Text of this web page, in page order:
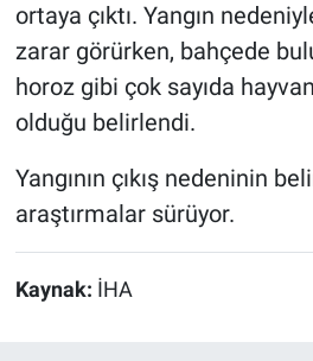
ortaya çıktı. Yangın
zarar görürken, bahçede
horoz gibi çok sayıda
olduğu belirlendi.
Yangının çıkış nedeninin
araştırmalar sürüyor.
Kaynak: İHA